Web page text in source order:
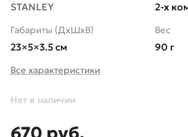
STANLEY 2-х
Габариты (ДхШхВ)
23×5×3.5 см
Вес
90 г
Все характеристики
Нет в наличии